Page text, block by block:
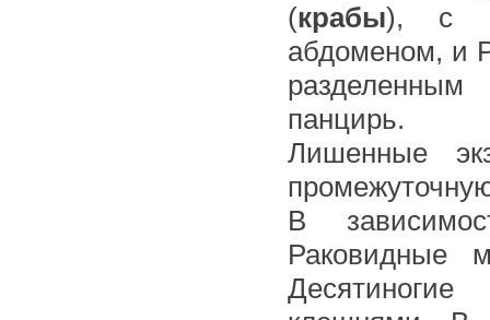
(крабы), с
абдоменом, и
панцирь.
Лишенные
В
Раковидные